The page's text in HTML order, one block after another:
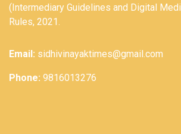
(Intermediary Guidelines and Digital
Rules, 2021.
Email: sidhivinayaktimes@gmail.com
Phone: 9816013276